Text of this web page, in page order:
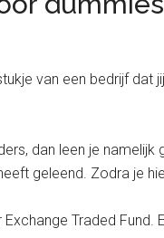
van een bedrijf
dan leen je namelijk
geleend. Zodra je
Traded